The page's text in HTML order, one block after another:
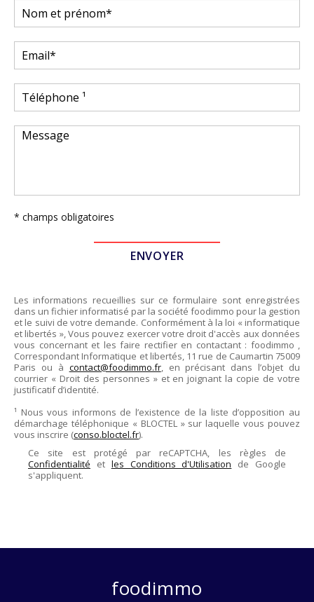
* champs obligatoires
Les informations recueillies sur ce formulaire sont enregistrées
dans un fichier informatisé par la société foodimmo pour la gestion
et le suivi de votre demande. Conformément à la loi « informatique
et libertés », Vous pouvez exercer votre droit d'accès aux données
vous concernant et les faire rectifier en contactant : foodimmo ,
Correspondant Informatique et libertés, 11 rue de Caumartin 75009
Paris ou à contact@foodimmo.fr, en précisant dans l’objet du
courrier « Droit des personnes » et en joignant la copie de votre
justificatif d’identité.
¹ Nous vous informons de l’existence de la liste d’opposition au
démarchage téléphonique « BLOCTEL » sur laquelle vous pouvez
vous inscrire (conso.bloctel.fr).
Ce site est protégé par reCAPTCHA, les règles de
Confidentialité et les Conditions d'Utilisation de Google
s'appliquent.
foodimmo